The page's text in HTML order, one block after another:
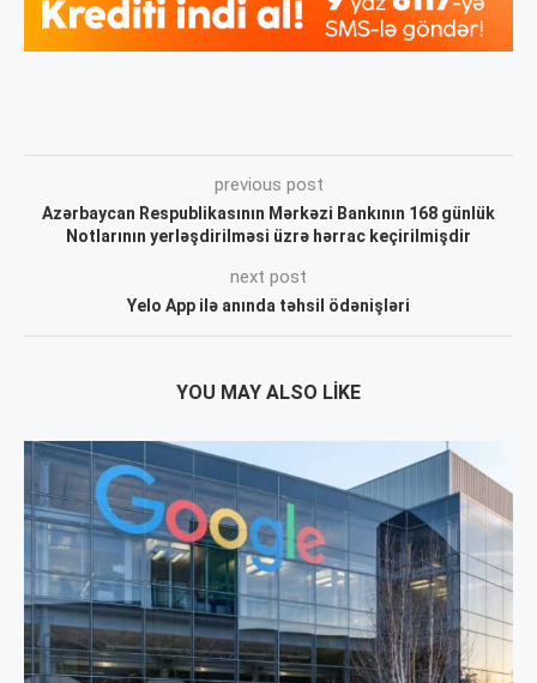
previous post
Azərbaycan Respublikasının Mərkəzi Bankının 168 günlük
Notlarının yerləşdirilməsi üzrə hərrac keçirilmişdir
next post
Yelo App ilə anında təhsil ödənişləri
YOU MAY ALSO LIKE